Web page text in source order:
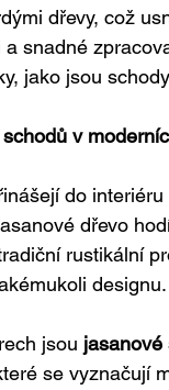
dřevy, což
snadné
jako jsou
v
do interiéru
dřevo
rustikální
designu.
jsou jasanové
se vyznačují